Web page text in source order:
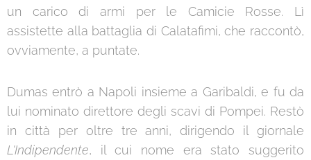
un carico di armi per le Camicie Rosse. Lì
assistette alla battaglia di Calatafimi, che raccontò,
ovviamente, a puntate.
Dumas entrò a Napoli insieme a Garibaldi, e fu da
lui nominato direttore degli scavi di Pompei. Restò
in città per oltre tre anni, dirigendo il giornale
L'Indipendente, il cui nome era stato suggerito